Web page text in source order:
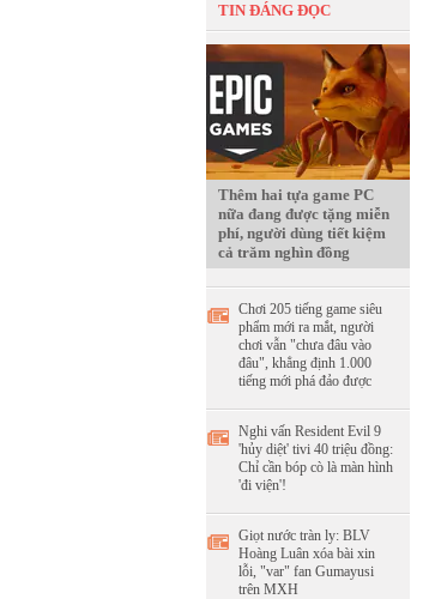
TIN ĐÁNG ĐỌC
Thêm hai tựa game PC
nữa đang được tặng miễn
phí, người dùng tiết kiệm
cả trăm nghìn đồng
Chơi 205 tiếng game siêu
phẩm mới ra mắt, người
chơi vẫn "chưa đâu vào
đâu", khẳng định 1.000
tiếng mới phá đảo được
Nghi vấn Resident Evil 9
'hủy diệt' tivi 40 triệu đồng:
Chỉ cần bóp cò là màn hình
'đi viện'!
Giọt nước tràn ly: BLV
Hoàng Luân xóa bài xin
lỗi, "var" fan Gumayusi
trên MXH